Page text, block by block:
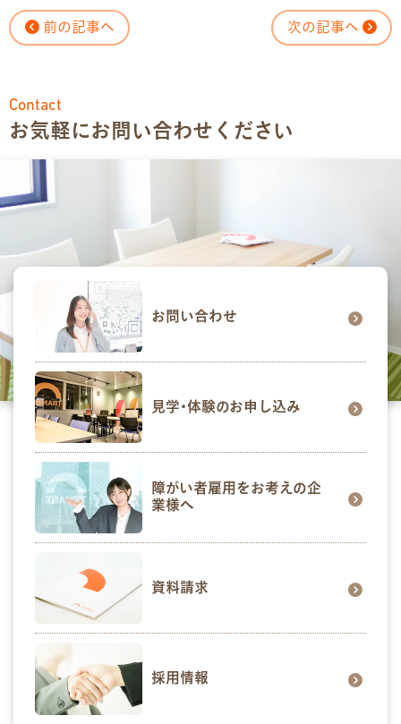
前の記事へ 次の記事へ
Contact
お気軽にお問い合わせください
お問い合わせ
見学･体験のお申し込み
障がい者雇用をお考えの企
業様へ
資料請求
採用情報